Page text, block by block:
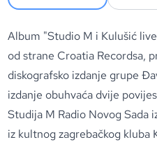
Album "Studio M i Kulušić
od strane Croatia Recordsa,
diskografsko izdanje grupe
izdanje obuhvaća dvije
Studija M Radio Novog Sada
iz kultnog zagrebačkog kluba